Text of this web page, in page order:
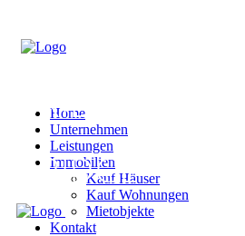
Home
Unternehmen
Leistungen
Immobilien
Kauf Häuser
Kauf Wohnungen
Mietobjekte
Kontakt